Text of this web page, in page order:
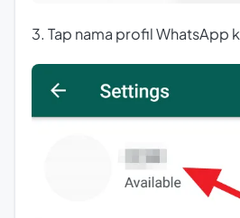
3. Tap nama profil WhatsApp